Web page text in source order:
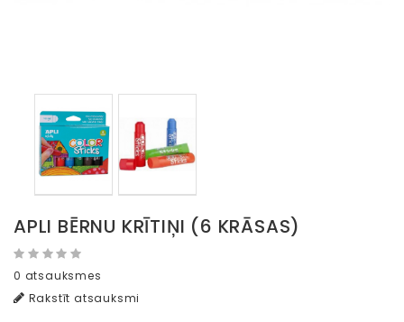
APLI BĒRNU KRĪTIŅI (6 KRĀSAS)
0 atsauksmes
Rakstīt atsauksmi